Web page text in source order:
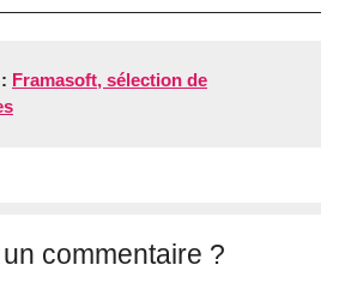
Framasoft, sélection de
commentaire ?